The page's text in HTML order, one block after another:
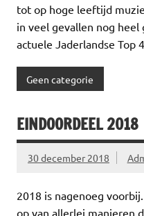
tot op hoge leeftijd
in veel gevallen nog heel
actuele Jaderlandse Top
Geen categorie
EINDOORDEEL 2018
30 december 2018
2018 is nagenoeg
op van allerlei manieren